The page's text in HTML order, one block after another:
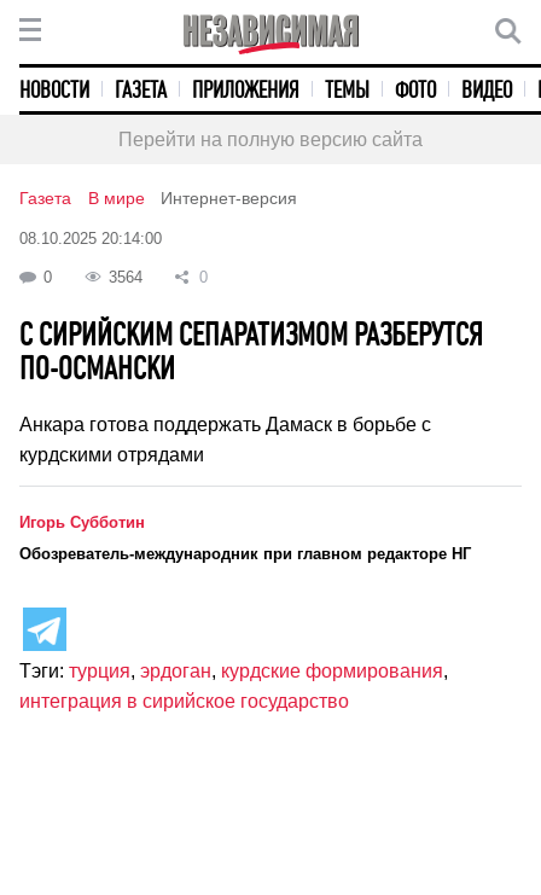
НОВОСТИ ГАЗЕТА ПРИЛОЖЕНИЯ ТЕМЫ ФОТО ВИДЕО
Перейти на полную версию сайта
Газета В мире Интернет-версия
08.10.2025 20:14:00
0 3564 0
С СИРИЙСКИМ СЕПАРАТИЗМОМ РАЗБЕРУТСЯ
ПО-ОСМАНСКИ
Анкара готова поддержать Дамаск в борьбе с
курдскими отрядами
Игорь Субботин
Обозреватель-международник при главном редакторе НГ
Тэги: турция, эрдоган, курдские формирования,
интеграция в сирийское государство